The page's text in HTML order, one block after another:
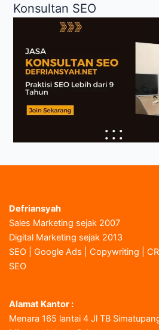
Konsultan SEO
Defriansyah
Sales Marketing sejak 2007
Digital Marketing sejak 2013
SEO | Google Ads | Copywriting |
SEO
Alamat Kantor :
Menara 165 lantai 4 Jl TB